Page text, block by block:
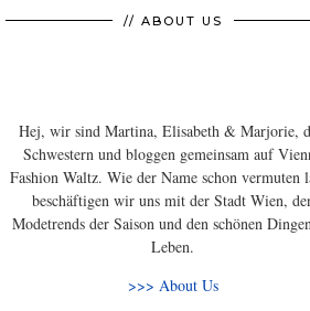
// ABOUT US
Hej, wir sind Martina, Elisabeth & Marjorie,
Schwestern und bloggen gemeinsam auf
Fashion Waltz. Wie der Name schon vermuten
beschäftigen wir uns mit der Stadt Wien,
Modetrends der Saison und den schönen
Leben.
>>> About Us